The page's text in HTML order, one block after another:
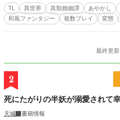
った。しかし、彼らは『
六花は必死で彼らと関わ
と受け入れていく。 結論を出す期限は九十日。六花は彼ら
＊ヒロインが複数のヒ
閲覧をご遠慮くださいませ。 ＊以前執筆していた
TL 異世界 異類婚姻譚 あやかし
和風ファンタジー
複数プレイ 変態
最終更
2
死にたがりの半妖が溺愛されて
天城
書籍情報